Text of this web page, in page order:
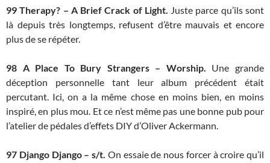
99 Therapy? – A Brief Crack of Light. Juste parce qu’ils sont
là depuis très longtemps, refusent d’être mauvais et encore
plus de se répéter.
98 A Place To Bury Strangers – Worship. Une grande
déception personnelle tant leur album précédent était
percutant. Ici, on a la même chose en moins bien, en moins
inspiré, en plus mou. Et ce n’est même pas une bonne pub pour
l’atelier de pédales d’effets DIY d’Oliver Ackermann.
97 Django Django – s/t. On essaie de nous forcer à croire qu’il